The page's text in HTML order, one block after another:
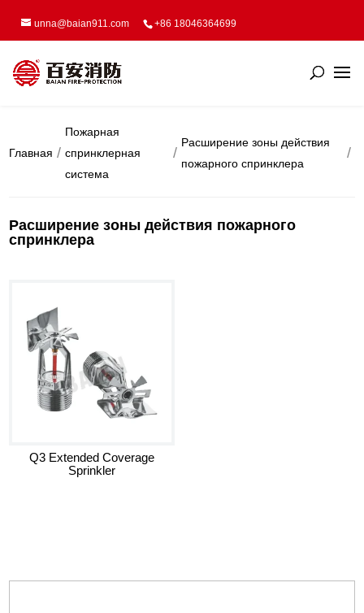
unna@baian911.com +86 18046364699
Главная
Пожарная
спринклерная
система
Расширение зоны действия
пожарного спринклера
Расширение зоны действия пожарного
спринклера
Q3 Extended Coverage
Sprinkler